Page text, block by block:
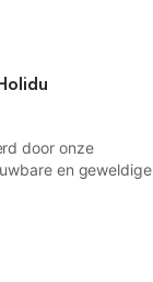
door onze
en geweldige